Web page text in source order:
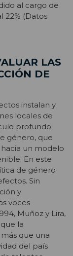
al cargo de
22% (Datos
LAS
DE
instalan y
locales de
profundo
género, que
un modelo
En este
de género
Sin
y
voces
Muñoz y Lira,
la
que una
del país